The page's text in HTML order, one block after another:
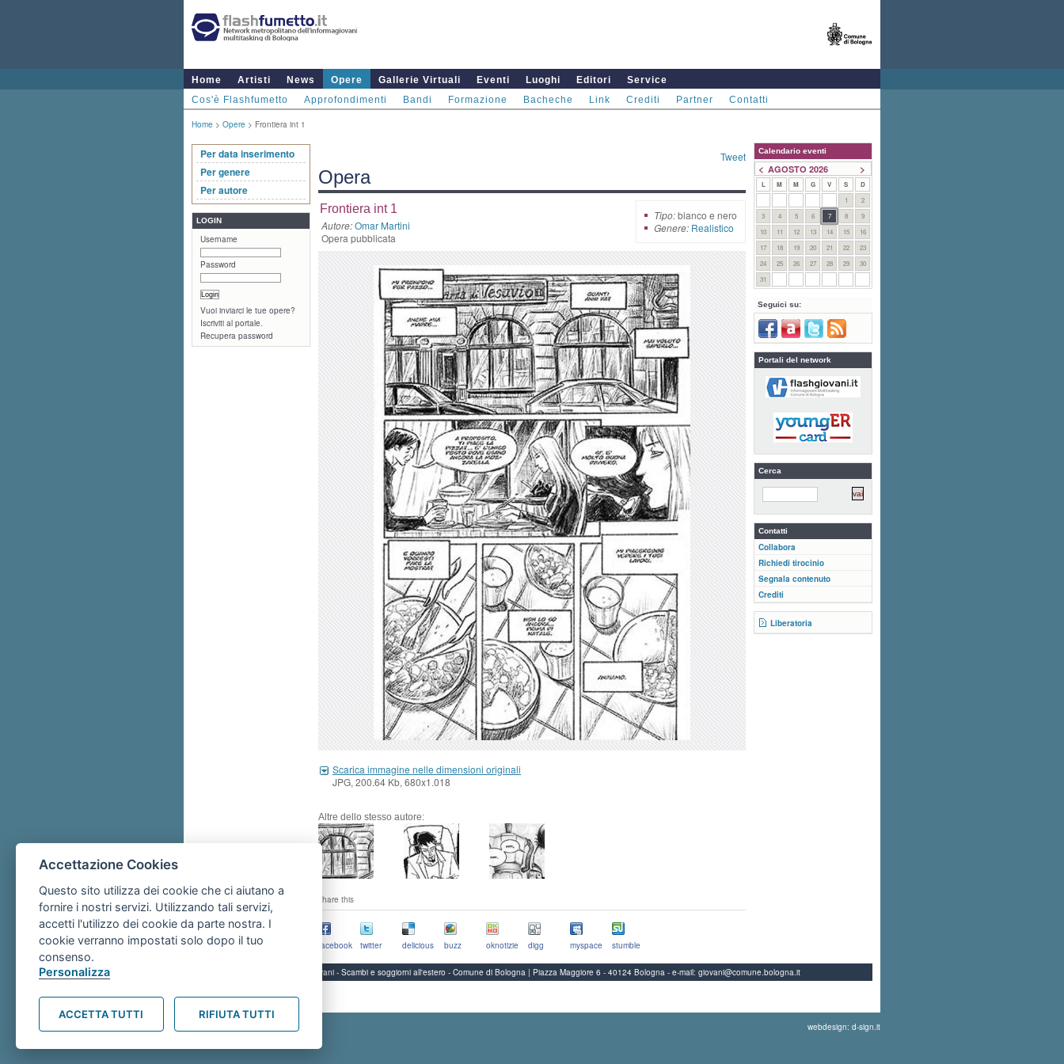
Home Artisti News Opere Gallerie Virtuali Eventi Luoghi Editori
Service
Cos'è Flashfumetto
Approfondimenti Bandi Formazione Bacheche Link Crediti Partner Contatti
Home > Opere > Frontiera int 1
Per data inserimento
Per genere
Per autore
LOGIN
Username
Password
Vuoi inviarci le tue opere?
Iscriviti al portale.
Recupera password
Tweet
Opera
Frontiera int 1
Autore:Omar Martini
Opera pubblicata
Tipo:bianco e nero
Genere: Realistico
Scarica immagine nelle dimensioni originali
JPG, 200.64 Kb, 680x1.018
Altre dello stesso autore:
share this
facebook twitter delicious buzz oknotizie digg myspace stumble
Calendario eventi
>
< AGOSTO 2026
L M M G V S
D
1
2
3
4 5 6 7 8
9
10
11 12 13 14 15
16
17
18 19 20 21 22
23
24
25 26 27 28 29
30
31
Seguici su:
Portali del network
Cerca
Contatti
Collabora
Richiedi tirocinio
Segnala contenuto
Crediti
Liberatoria
Servizi per i giovani - Scambi e soggiorni all'estero - Comune di Bologna | Piazza Maggiore 6 - 40124 Bologna - e-mail: giovani@comune.bologna.it
webdesign: d-sign.it
Accettazione Cookies
Questo sito utilizza dei cookie che ci aiutano a
fornire i nostri servizi. Utilizzando tali servizi,
accetti l'utilizzo dei cookie da parte nostra. I
cookie verranno impostati solo dopo il tuo
consenso.
Personalizza
ACCETTA TUTTI RIFIUTA TUTTI